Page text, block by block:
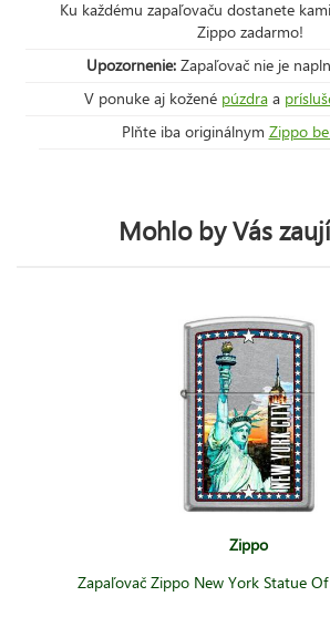
Ku každému zapaľovaču dostanete
Zippo zadarmo!
Upozornenie: Zapaľovač nie je
V ponuke aj kožené púzdraa
Plňte iba originálnym Zippo
Mohlo by Vás
Zippo
Zapaľovač Zippo New York Statue